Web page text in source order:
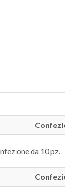
da 10 pz.